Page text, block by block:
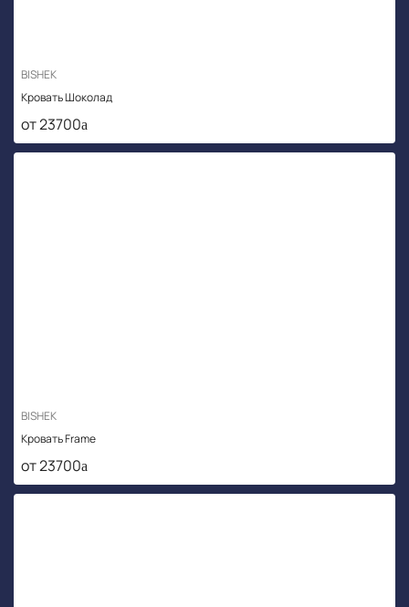
BISHEK
Кровать Шоколад
от 23700
BISHEK
Кровать Frame
от 23700